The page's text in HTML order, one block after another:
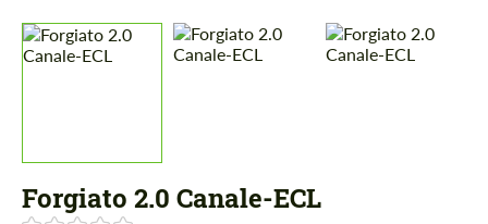
Forgiato 2.0 Canale-ECL